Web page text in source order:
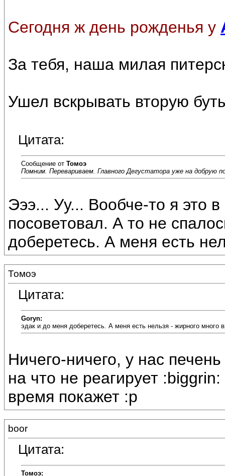
Сегодня ж день рожденья у
За тебя, наша милая
Ушел вскрывать вторую
Цитата:
Сообщение от Томоэ
Помним. Перевариваем. Главного Дегустатора уже на добрую
Эээ... Уу... Вообче-то я это
посоветовал. А то не
доберетесь. А меня есть
Томоэ
Цитата:
Goryn:
эдак и до меня доберетесь. А меня есть нельзя - жирного много
Ничего-ничего, у нас
на что не реагирует
время покажет :p
boor
Цитата:
Томоэ: